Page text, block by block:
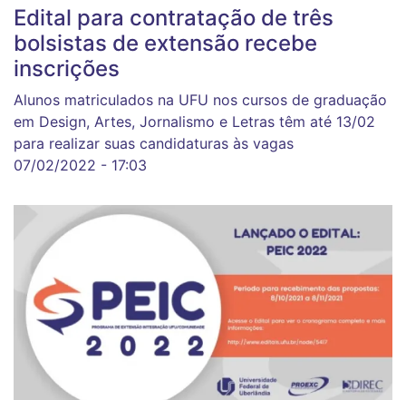
Edital para contratação de três
bolsistas de extensão recebe
inscrições
Alunos matriculados na UFU nos cursos de graduação
em Design, Artes, Jornalismo e Letras têm até 13/02
para realizar suas candidaturas às vagas
07/02/2022 - 17:03